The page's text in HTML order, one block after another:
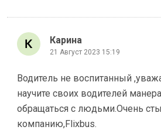
Карина
21 Август 2023 15:19
Водитель не воспитанный
научите своих водителей
обращаться с людьми.Очень
компанию,Flixbus.